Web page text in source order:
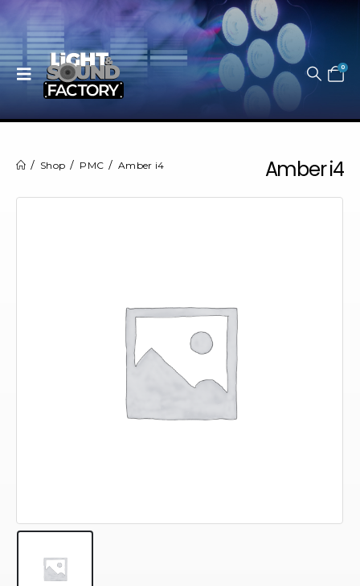
0
Amber i4
Shop PMC Amber i4